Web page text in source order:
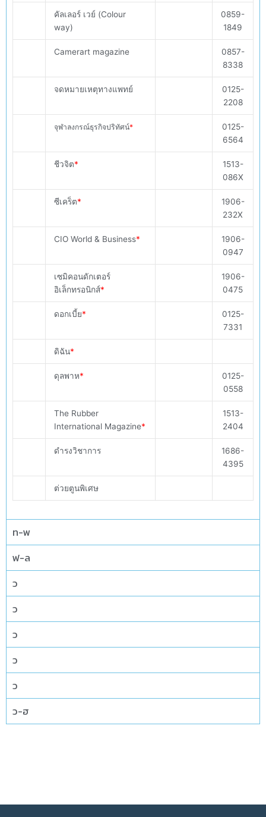
คัลเลอร์ เวย์ (Colour
way)
0859-
1849
Camerart magazine
0857-
8338
จดหมายเหตุทางแพทย์
0125-
2208
จุฬาลงกรณ์ธุรกิจปริทัศน์*
0125-
6564
ชีวจิต*
1513-
086X
ซีเคร็ต*
1906-
232X
CIO World & Business*
1906-
0947
เซมิคอนดักเตอร์
อิเล็กทรอนิกส์*
1906-
0475
ดอกเบี้ย*
0125-
7331
ดิฉัน*
ดุลพาห*
0125-
0558
The Rubber
International Magazine*
1513-
2404
ดำรงวิชาการ
1686-
4395
ต่วยตูนพิเศษ
ท-พ
ฟ-ล
ว
ว
ว
ว
ว
ว-ฮ